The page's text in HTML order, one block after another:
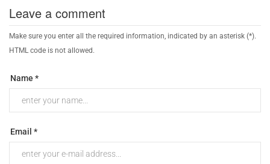
Leave a comment
Make sure you enter all the required information, indicated by an asterisk (*).
HTML code is not allowed.
Name *
Email *